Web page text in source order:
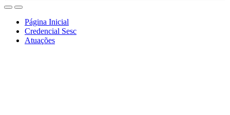
Página Inicial
Credencial Sesc
Atuações